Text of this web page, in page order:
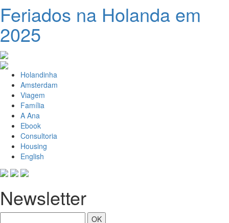
Feriados na Holanda em
2025
Holandinha
Amsterdam
Viagem
Família
A Ana
Ebook
Consultoria
Housing
English
Newsletter
OK